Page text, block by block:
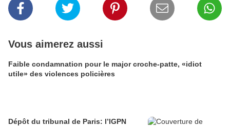
Vous aimerez aussi
Faible condamnation pour le major croche-patte, «idiot
utile» des violences policières
Dépôt du tribunal de Paris: l’IGPN